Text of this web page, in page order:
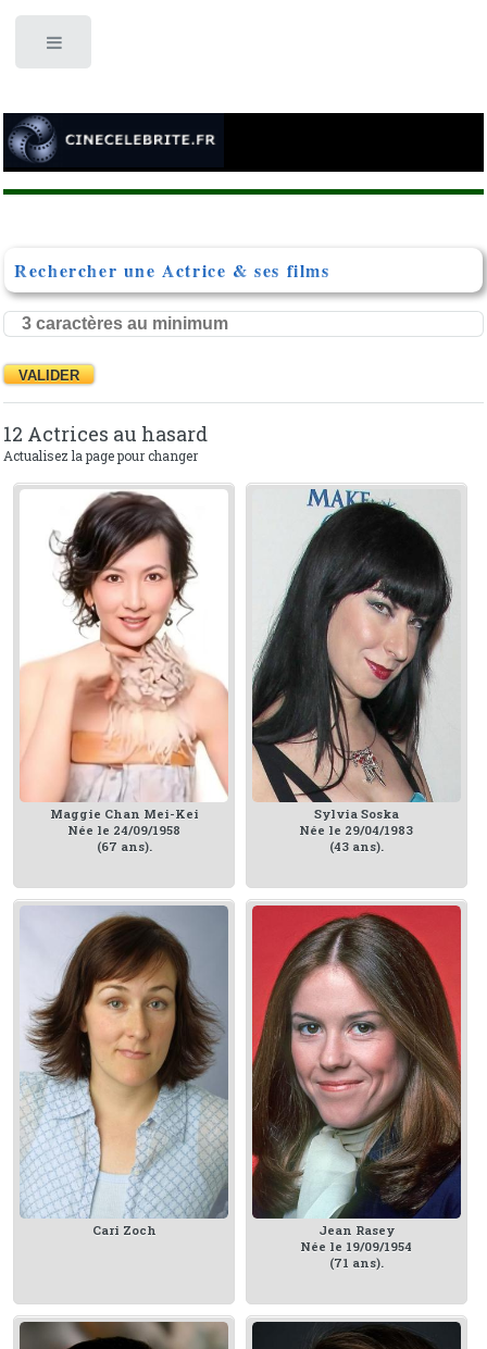
Rechercher une Actrice & ses films
12 Actrices au hasard
Actualisez la page pour changer
Maggie Chan Mei-Kei
Née le 24/09/1958
(67 ans).
Sylvia Soska
Née le 29/04/1983
(43 ans).
Cari Zoch
Jean Rasey
Née le 19/09/1954
(71 ans).